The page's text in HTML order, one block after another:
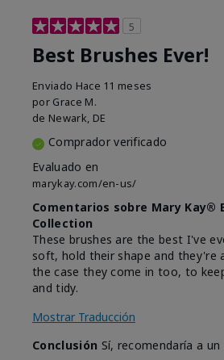
5
Best Brushes Ever!
Enviado Hace 11 meses
por Grace M.
de Newark, DE
Comprador verificado
Evaluado en
marykay.com/en-us/
Comentarios sobre Mary Kay®
Collection
These brushes are the best I've
soft, hold their shape and they're
the case they come in too, to
and tidy.
Mostrar Traducción
Conclusión Sí, recomendaría a un